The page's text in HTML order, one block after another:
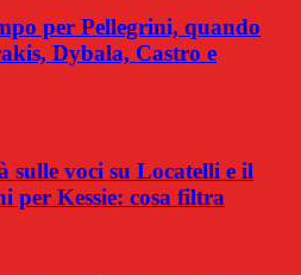
per Pellegrini, quando
Dybala, Castro e
sulle voci su Locatelli e il
per Kessie: cosa filtra